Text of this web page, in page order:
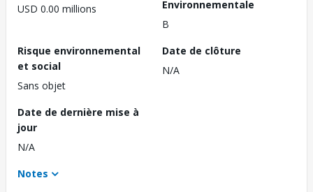
USD 0.00 millions
Environnementale
B
Risque environnemental
et social
Sans objet
Date de clôture
N/A
Date de dernière mise à
jour
N/A
Notes